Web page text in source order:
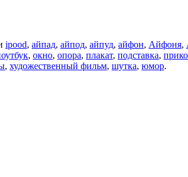
ipood, айпад, айпод, айпуд, айфон, Айфоня,
, окно, опора, плакат, подставка,
, художественный фильм, шутка, юмор.